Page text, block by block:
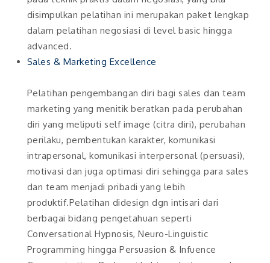
disimpulkan pelatihan ini merupakan paket lengkap
dalam pelatihan negosiasi di level basic hingga
advanced.
Sales & Marketing Excellence
Pelatihan pengembangan diri bagi sales dan team
marketing yang menitik beratkan pada perubahan
diri yang meliputi self image (citra diri), perubahan
perilaku, pembentukan karakter, komunikasi
intrapersonal, komunikasi interpersonal (persuasi),
motivasi dan juga optimasi diri sehingga para sales
dan team menjadi pribadi yang lebih
produktif.Pelatihan didesign dgn intisari dari
berbagai bidang pengetahuan seperti
Conversational Hypnosis, Neuro-Linguistic
Programming hingga Persuasion & Infuence